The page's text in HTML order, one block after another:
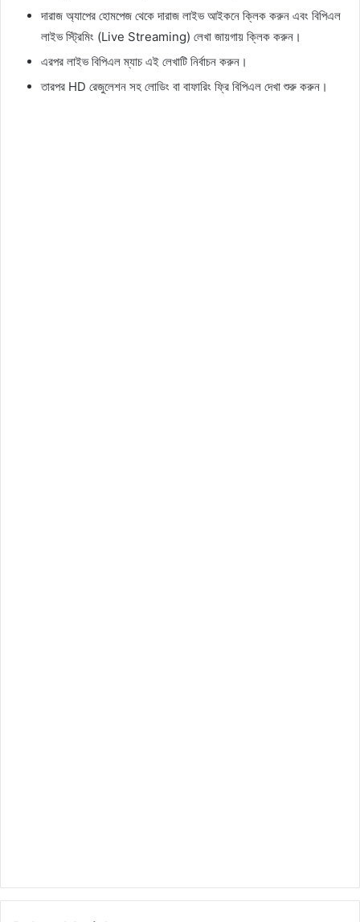
দারাজ অ্যাপের হোমপেজ থেকে দারাজ লাইভ আইকনে ক্লিক করুন এবং বিপিএল
লাইভ স্ট্রিমিং (Live Streaming) লেখা জায়গায় ক্লিক করুন।
এরপর লাইভ বিপিএল ম্যাচ এই লেখাটি নির্বাচন করুন।
তারপর HD রেজুলেশন সহ লোডিং বা বাফারিং ফ্রি বিপিএল দেখা শুরু করুন।